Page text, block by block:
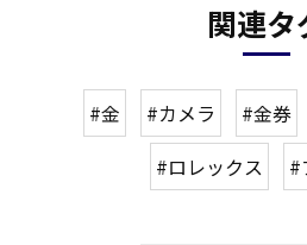
関連タ
#金 #カメラ #金券
#ロレックス
#